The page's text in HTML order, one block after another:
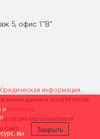
5, офис 1"В"
информация.
данные посетителей
своих персональных
сайт.
и
вы
Закрыть